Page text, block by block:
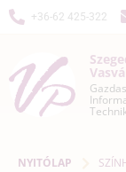
+36-62 425-322
NYITÓLAP